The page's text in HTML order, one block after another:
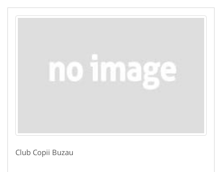
Club Copii Buzau